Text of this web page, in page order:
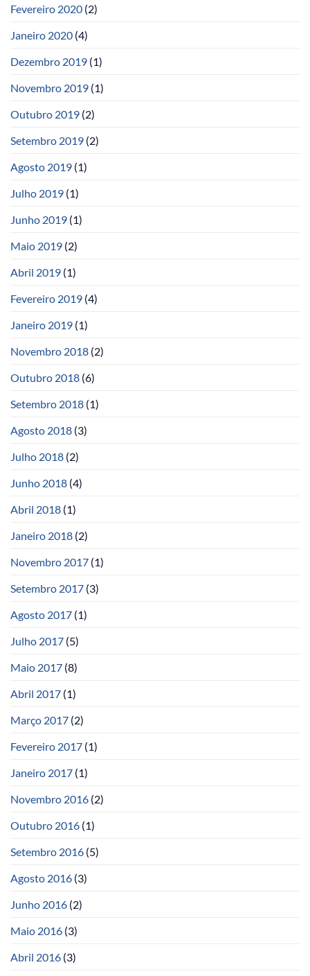
Fevereiro 2020 (2)
Janeiro 2020 (4)
Dezembro 2019 (1)
Novembro 2019 (1)
Outubro 2019 (2)
Setembro 2019 (2)
Agosto 2019 (1)
Julho 2019 (1)
Junho 2019 (1)
Maio 2019 (2)
Abril 2019 (1)
Fevereiro 2019 (4)
Janeiro 2019 (1)
Novembro 2018 (2)
Outubro 2018 (6)
Setembro 2018 (1)
Agosto 2018 (3)
Julho 2018 (2)
Junho 2018 (4)
Abril 2018 (1)
Janeiro 2018 (2)
Novembro 2017 (1)
Setembro 2017 (3)
Agosto 2017 (1)
Julho 2017 (5)
Maio 2017 (8)
Abril 2017 (1)
Março 2017 (2)
Fevereiro 2017 (1)
Janeiro 2017 (1)
Novembro 2016 (2)
Outubro 2016 (1)
Setembro 2016 (5)
Agosto 2016 (3)
Junho 2016 (2)
Maio 2016 (3)
Abril 2016 (3)